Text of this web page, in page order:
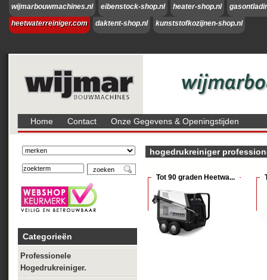
wijmarbouwmachines.nl eibenstock-shop.nl heater-shop.nl
heetwaterreiniger.com
daktent-shop.nl kunststofkozijnen-shop.nl
Home Contact Onze Gegevens & Openingstijden
Categorieën
Professionele
Hogedrukreiniger.
hogedrukreiniger
Tot 90 graden Heetwa...